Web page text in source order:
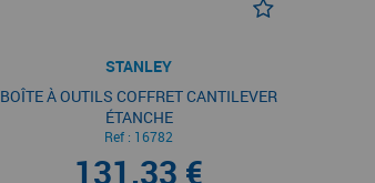
STANLEY
BOÎTE À OUTILS COFFRET CANTILEVER
ÉTANCHE
Ref : 16782
131,33 €